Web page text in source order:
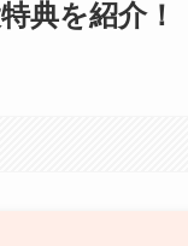
典を紹介！